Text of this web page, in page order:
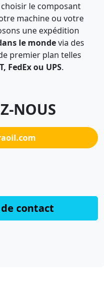
le composant
machine ou votre
une expédition
le mondevia des
premier plan telles
FedEx ou UPS.
NOUS
contact